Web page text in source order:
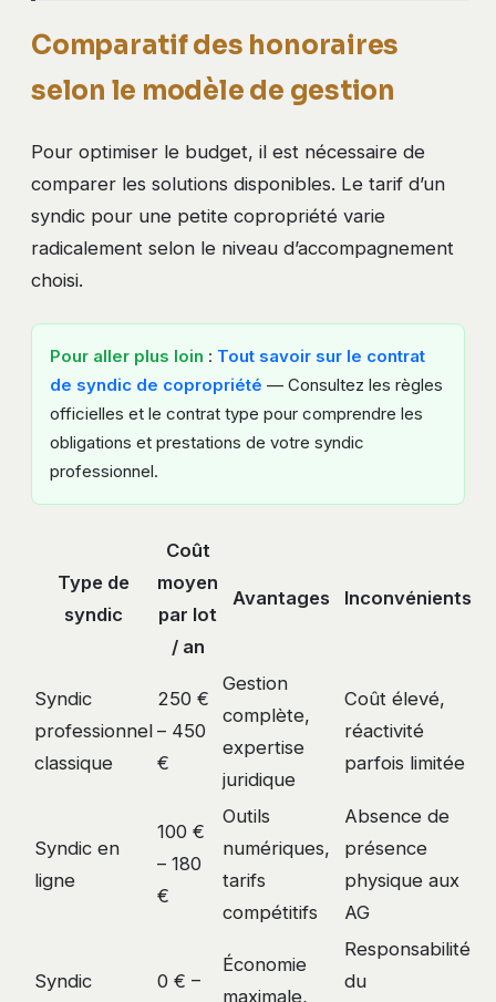
Comparatif des honoraires
selon le modèle de gestion
Pour optimiser le budget, il est nécessaire de
comparer les solutions disponibles. Le tarif d’un
syndic pour une petite copropriété varie
radicalement selon le niveau d’accompagnement
choisi.
Pour aller plus loin : Tout savoir sur le contrat
de syndic de copropriété — Consultez les règles
officielles et le contrat type pour comprendre les
obligations et prestations de votre syndic
professionnel.
Type de
syndic
Coût
moyen
par lot
/ an
Avantages Inconvénients
Syndic
professionnel
classique
250 €
– 450
€
Gestion
complète,
expertise
juridique
Coût élevé,
réactivité
parfois limitée
Syndic en
ligne
100 €
– 180
€
Outils
numériques,
tarifs
compétitifs
Absence de
présence
physique aux
AG
Syndic
0 € –
Économie
maximale,
Responsabilité
du